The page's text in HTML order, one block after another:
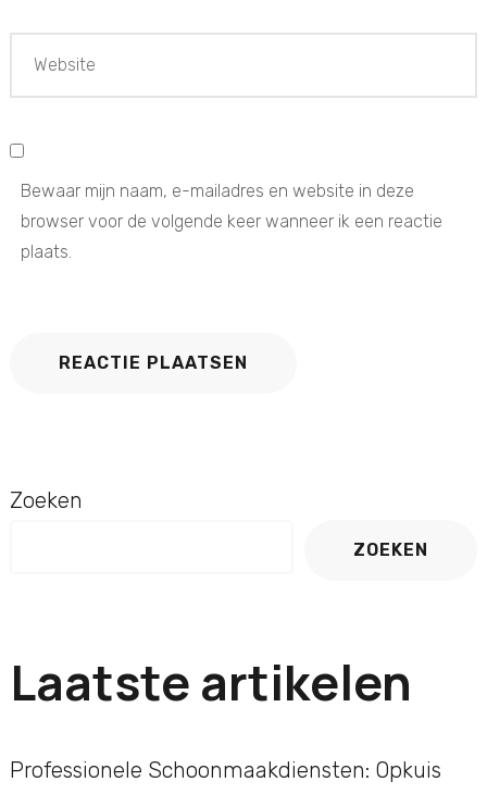
Bewaar mijn naam, e-mailadres en website in deze
browser voor de volgende keer wanneer ik een reactie
plaats.
Zoeken
ZOEKEN
Laatste artikelen
Professionele Schoonmaakdiensten: Opkuis